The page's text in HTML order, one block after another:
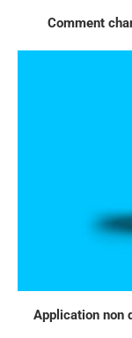
Comment
Application non